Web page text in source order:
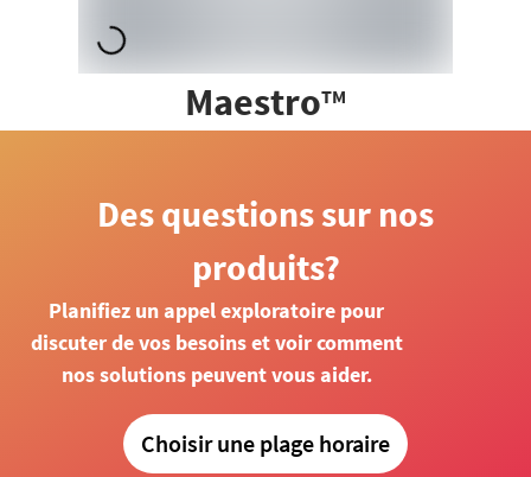
MaestroTM
Des questions sur nos
produits?
Planifiez un appel exploratoire pour
discuter de vos besoins et voir comment
nos solutions peuvent vous aider.
Choisir une plage horaire